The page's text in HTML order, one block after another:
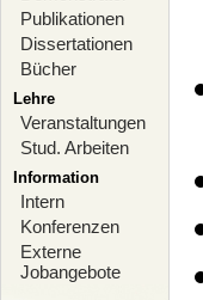
Publikationen
Dissertationen
Bücher
Lehre
Veranstaltungen
Stud. Arbeiten
Information
Intern
Konferenzen
Externe
Jobangebote